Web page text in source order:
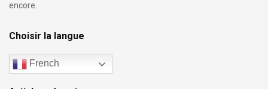
encore.
Choisir la langue
French